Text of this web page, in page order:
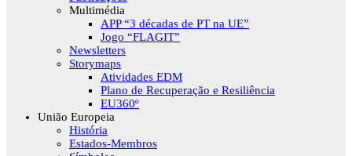
Multimédia
APP “3 décadas de PT na UE”
Jogo “FLAGIT”
Newsletters
Storymaps
Atividades EDM
Plano de Recuperação e Resiliência
EU360º
União Europeia
História
Estados-Membros